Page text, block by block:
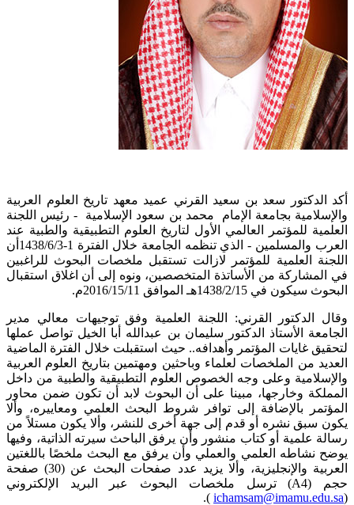
أكد الدكتور سعد بن سعيد القرني عميد معهد تاريخ العلوم العربية
والإسلامية بجامعة الإمام محمد بن سعود الإسلامية - رئيس اللجنة
العلمية للمؤتمر العالمي الأول لتاريخ العلوم التطبيقية والطبية عند
العرب والمسلمين - الذي تنظمه الجامعة خلال الفترة 1-1438/6/3أن
اللجنة العلمية للمؤتمر لازالت تستقبل ملخصات البحوث للراغبين
في المشاركة من الأساتذة المتخصصين، ونوه إلى أن اغلاق استقبال
البحوث سيكون في 1438/2/15هـ الموافق 2016/15/11م.
وقال الدكتور القرني: اللجنة العلمية وفق توجيهات معالي مدير
الجامعة الأستاذ الدكتور سليمان بن عبدالله أبا الخيل تواصل عملها
لتحقيق غايات المؤتمر وأهدافه.. حيث استقبلت خلال الفترة الماضية
العديد من الملخصات لعلماء وباحثين ومهتمين بتاريخ العلوم العربية
والإسلامية وعلى وجه الخصوص العلوم التطبيقية والطبية من داخل
المملكة وخارجها، مبينا على أن البحوث لابد أن تكون ضمن محاور
المؤتمر بالإضافة إلى توافر شروط البحث العلمي ومعاييره، وألا
يكون سبق نشره أو قدم إلى جهة أخرى للنشر، وألا يكون مستلاً من
رسالة علمية أو كتاب منشور وأن يرفق الباحث سيرته الذاتية، وفيها
يوضح نشاطه العلمي والعملي وأن يرفق مع البحث ملخصًا باللغتين
العربية والإنجليزية، وألا يزيد عدد صفحات البحث عن (30) صفحة
حجم (A4) ترسل ملخصات البحوث عبر البريد الإلكتروني
(
ichamsam@imamu.edu.sa
).